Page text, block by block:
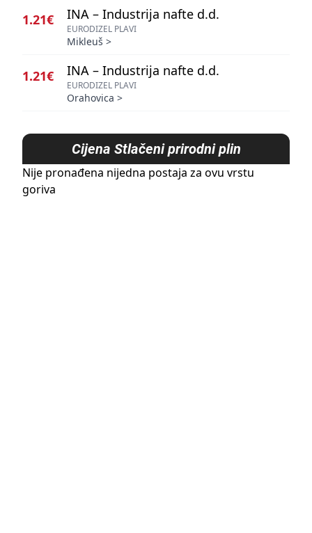
1.21€ INA – Industrija nafte d.d.
EURODIZEL PLAVI
Mikleuš >
1.21€ INA – Industrija nafte d.d.
EURODIZEL PLAVI
Orahovica >
Cijena Stlačeni prirodni plin
Nije pronađena nijedna postaja za ovu vrstu
goriva